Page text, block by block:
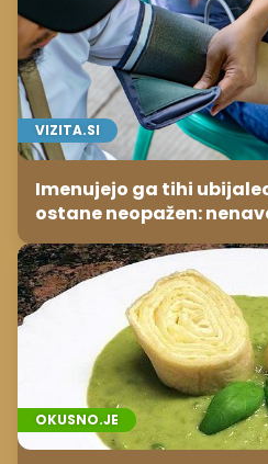
VIZITA.SI
Imenujejo ga tihi
ostane neopažen:
visokega holesterola
OKUSNO.JE